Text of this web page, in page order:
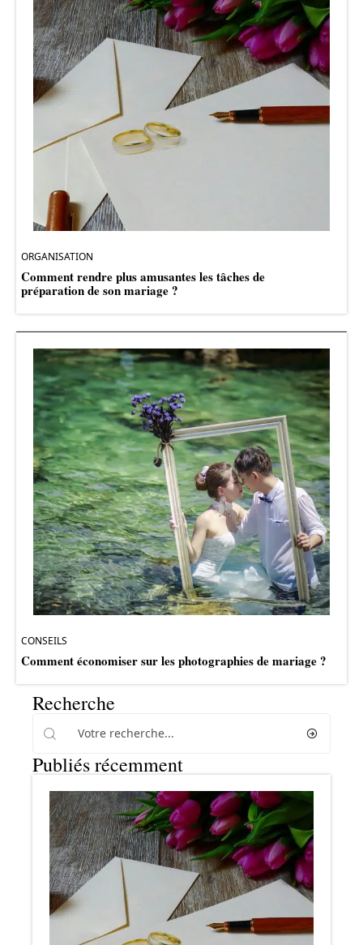
ORGANISATION
Comment rendre plus amusantes les tâches de
préparation de son mariage ?
CONSEILS
Comment économiser sur les photographies de mariage ?
Recherche
Publiés récemment